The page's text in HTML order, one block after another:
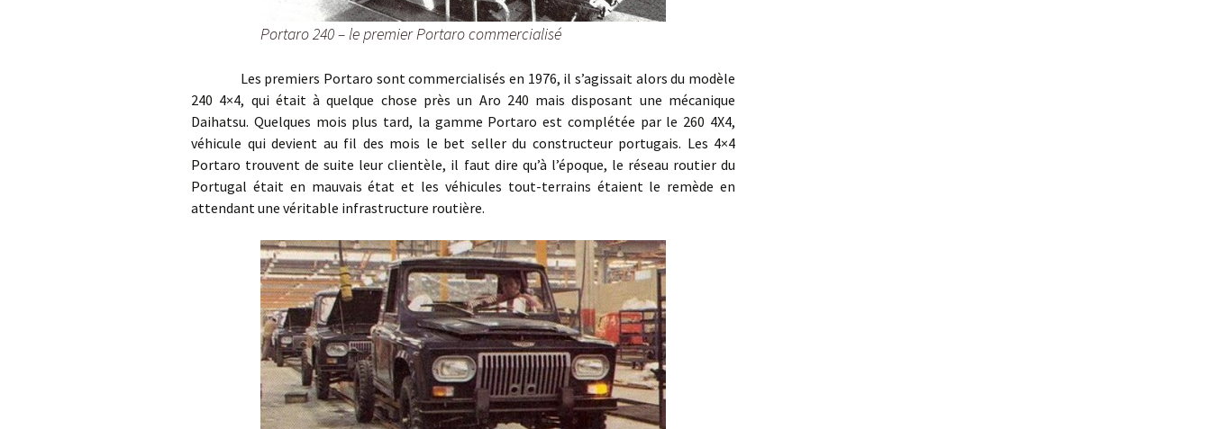
Portaro 240 – le premier Portaro commercialisé
Les premiers Portaro sont commercialisés en 1976, il s’agissait alors du modèle
240 4×4, qui était à quelque chose près un Aro 240 mais disposant une mécanique
Daihatsu. Quelques mois plus tard, la gamme Portaro est complétée par le 260 4X4,
véhicule qui devient au fil des mois le bet seller du constructeur portugais. Les 4×4
Portaro trouvent de suite leur clientèle, il faut dire qu’à l’époque, le réseau routier du
Portugal était en mauvais état et les véhicules tout-terrains étaient le remède en
attendant une véritable infrastructure routière.